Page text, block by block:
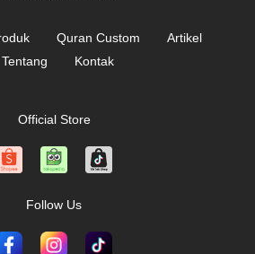
Quran Custom
Artikel
Tentang
Kontak
Official Store
Follow Us